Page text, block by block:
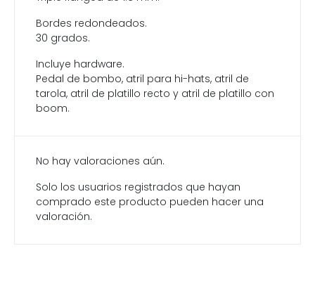
Bordes redondeados.
30 grados.
Incluye hardware.
Pedal de bombo, atril para hi-hats, atril de
tarola, atril de platillo recto y atril de platillo con
boom.
No hay valoraciones aún.
Solo los usuarios registrados que hayan
comprado este producto pueden hacer una
valoración.